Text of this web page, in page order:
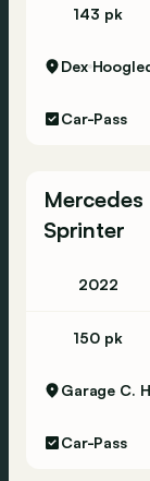
143 pk
Dex
Car-Pass
Mercedes
Sprinter
2022
150 pk
Garage C.
Car-Pass